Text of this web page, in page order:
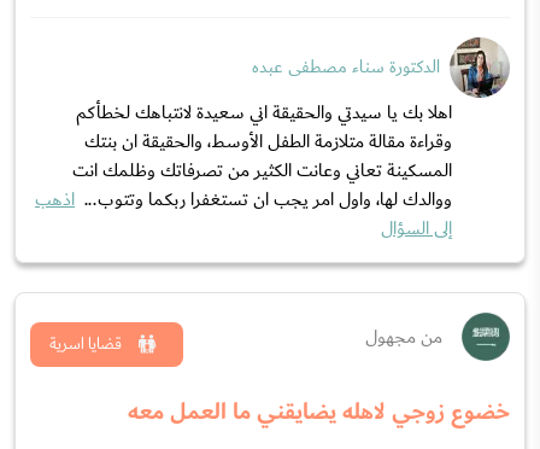
الدكتورة سناء مصطفى عبده
اهلا بك يا سيدتي والحقيقة اني سعيدة لانتباهك لخطأكم
وقراءة مقالة متلازمة الطفل الأوسط، والحقيقة ان بنتك
المسكينة تعاني وعانت الكثير من تصرفاتك وظلمك انت
ووالدك لها، واول امر يجب ان تستغفرا ربكما وتتوب... اذهب
إلى السؤال
من مجهول
خضوع زوجي لاهله يضايقني ما العمل معه
قضايا اسرية